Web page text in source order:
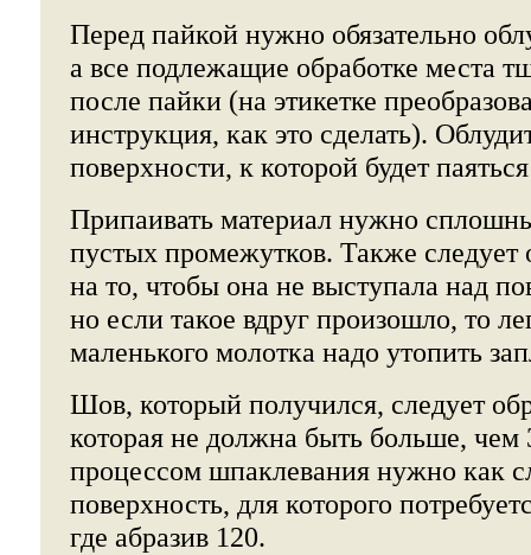
Перед пайкой нужно обязательно
а все подлежащие обработке места
после пайки (на этикетке
инструкция, как это сделать).
поверхности, к которой будет
Припаивать материал нужно
пустых промежутков. Также следует
на то, чтобы она не выступала над
но если такое вдруг произошло, то
маленького молотка надо утопить
Шов, который получился, следует
которая не должна быть больше,
процессом шпаклевания нужно как
поверхность, для которого
где абразив 120.